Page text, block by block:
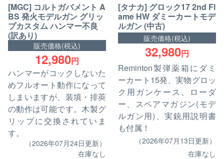
[MGC] コルトガバメント A
BS 発火モデルガン グリッ
プカスタム ハンマー不良
(訳あり)
販売価格(税込)
12,980円
ハンマーがコックしないた
めフルオート動作になって
しまいますが、装填・排莢
の動作は可能です。木製グ
リップに交換されていま
す。
（2026年07月24日更新）
在庫なし
[タナカ] グロック17 2nd Fl
ame HW ダミーカートモデ
ルガン (中古)
販売価格(税込)
32,980円
Reminton製弾薬箱にダミ
ーカート15発、実物グロッ
ク用ガンケース、ローダ
ー、スペアマガジン(モデ
ルガン用)、実銃用説明書
も付属！
（2026年07月13日更新）
在庫なし